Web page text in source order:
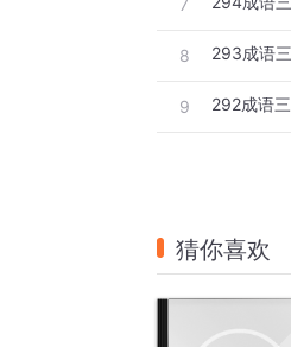
7
8 293成语
9 292成语
猜你喜欢